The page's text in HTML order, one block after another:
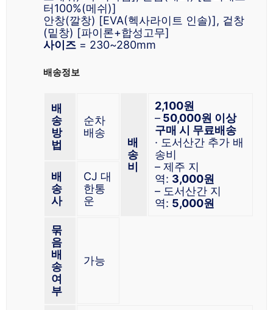
터100%(메쉬)]
안창(깔창) [EVA(헥사라이트 인솔)], 겉창
(밑창) [파이론+합성고무]
사이즈 = 230~280mm
배송정보
배
송
방
법
순차
배송
배
송
비
2,100원
– 50,000원 이상
구매 시 무료배송
· 도서산간 추가 배
송비
– 제주 지
역: 3,000원
– 도서산간 지
역: 5,000원
배
송
사
CJ 대
한통
운
묶
음
배
송
여
부
가능